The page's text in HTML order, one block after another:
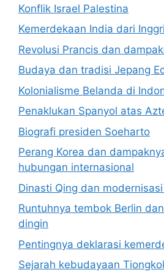
Konflik Israel Palestina
Kemerdekaan India dari
Revolusi Prancis dan
Budaya dan tradisi Jepang
Kolonialisme Belanda di
Penaklukan Spanyol atas
Biografi presiden Soeharto
Perang Korea dan
hubungan internasional
Dinasti Qing dan
Runtuhnya tembok Berlin
dingin
Pentingnya deklarasi
Sejarah kebudayaan